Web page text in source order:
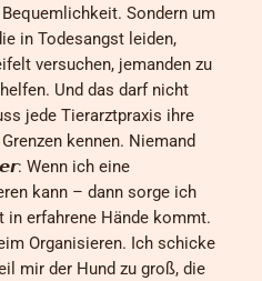
Sondern um
in Todesangst leiden,
versuchen, jemanden zu
Und das darf nicht
jede Tierarztpraxis ihre
kennen. Niemand
Wenn ich eine
kann – dann sorge ich
in erfahrene Hände kommt.
Organisieren. Ich schicke
mir der Hund zu groß, die